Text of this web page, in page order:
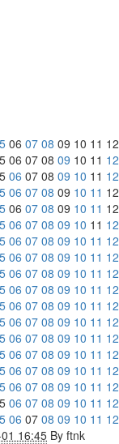
06 07 08 09 10 11 12
06 07 08 09 10 11 12
06 07 08 09 10 11 12
06 07 08 09 10 11 12
06 07 08 09 10 11 12
06 07 08 09 10 11 12
06 07 08 09 10 11 12
06 07 08 09 10 11 12
06 07 08 09 10 11 12
06 07 08 09 10 11 12
06 07 08 09 10 11 12
06 07 08 09 10 11 12
06 07 08 09 10 11 12
06 07 08 09 10 11 12
06 07 08 09 10 11 12
06 07 08 09 10 11 12
06 07 08 09 10 11 12
06 07 08 09 10 11 12
16:45 By ftnk